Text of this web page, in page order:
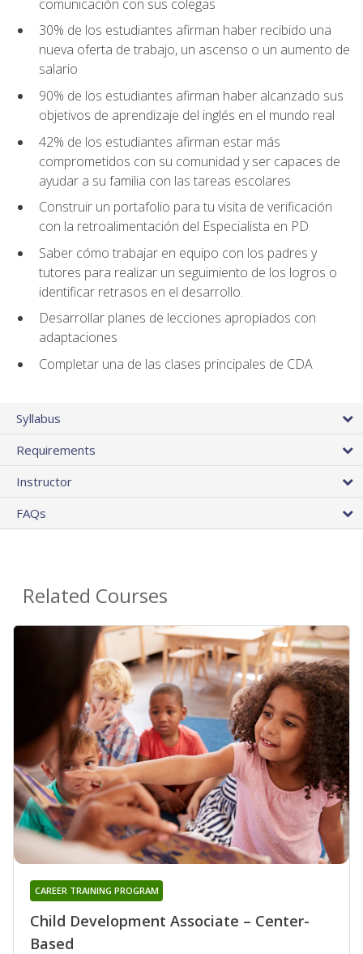
comunicación con sus colegas
30% de los estudiantes afirman haber recibido una
nueva oferta de trabajo, un ascenso o un aumento de
salario
90% de los estudiantes afirman haber alcanzado sus
objetivos de aprendizaje del inglés en el mundo real
42% de los estudiantes afirman estar más
comprometidos con su comunidad y ser capaces de
ayudar a su familia con las tareas escolares
Construir un portafolio para tu visita de verificación
con la retroalimentación del Especialista en PD
Saber cómo trabajar en equipo con los padres y
tutores para realizar un seguimiento de los logros o
identificar retrasos en el desarrollo.
Desarrollar planes de lecciones apropiados con
adaptaciones
Completar una de las clases principales de CDA
Syllabus
Requirements
Instructor
FAQs
Related Courses
Child Development Associate – Center-
Based
CAREER TRAINING PROGRAM